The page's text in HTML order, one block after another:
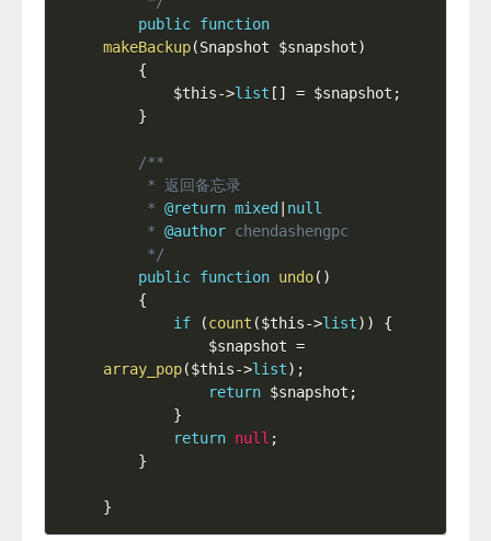
public function
makeBackup(Snapshot $snapshot)
{
$this->list [ ] = $snapshot ;
}
/**
     *
@return mixed
null
     *
@author chendashengpc
     */
public function undo( )
{
if
(count ($this->list) )
{
$snapshot =
array_pop($this->list) ;
return $snapshot ;
}
return null ;
}
}